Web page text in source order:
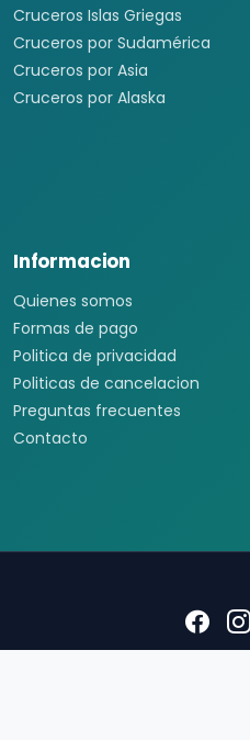
Cruceros Islas Griegas
Cruceros por Sudamérica
Cruceros por Asia
Cruceros por Alaska
Informacion
Quienes somos
Formas de pago
Politica de privacidad
Politicas de cancelacion
Preguntas frecuentes
Contacto